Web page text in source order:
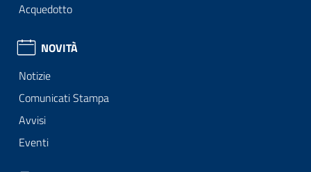
Acquedotto
NOVITÀ
Notizie
Comunicati Stampa
Avvisi
Eventi